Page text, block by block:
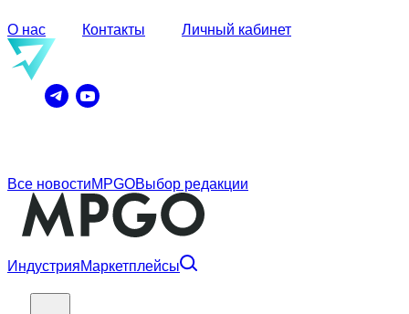
О нас Контакты Личный кабинет
Все новостиMPGOВыбор редакции
ИндустрияМаркетплейсы